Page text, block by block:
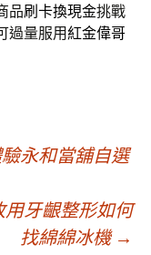
品刷卡換現金挑戰
過量服用紅金偉哥
永和當舖自選
牙齦整形如何
找綿綿冰機 →